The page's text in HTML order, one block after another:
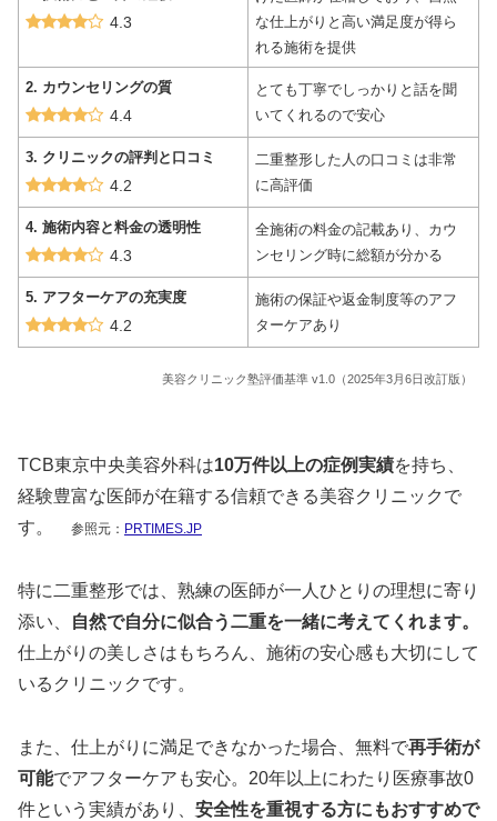
4.3
な仕上がりと高い満足度が得ら
れる施術を提供
2. カウンセリングの質
4.4
とても丁寧でしっかりと話を聞
いてくれるので安心
3. クリニックの評判と口コミ
4.2
二重整形した人の口コミは非常
に高評価
4. 施術内容と料金の透明性
4.3
全施術の料金の記載あり、カウ
ンセリング時に総額が分かる
5. アフターケアの充実度
4.2
施術の保証や返金制度等のアフ
ターケアあり
美容クリニック塾評価基準 v1.0（2025年3月6日改訂版）
TCB東京中央美容外科は10万件以上の症例実績を持ち、
経験豊富な医師が在籍する信頼できる美容クリニックで
す。
参照元： PRTIMES.JP
特に二重整形では、熟練の医師が一人ひとりの理想に寄り
添い、
自然で自分に似合う二重を一緒に考えてくれます。
仕上がりの美しさはもちろん、施術の安心感も大切にして
いるクリニックです。
また、仕上がりに満足できなかった場合、無料で再手術が
可能でアフターケアも安心。20年以上にわたり医療事故0
件という実績があり、 安全性を重視する方にもおすすめで